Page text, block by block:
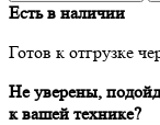
Есть в наличии
Готов к отгрузке
Не уверены,
к вашей технике?